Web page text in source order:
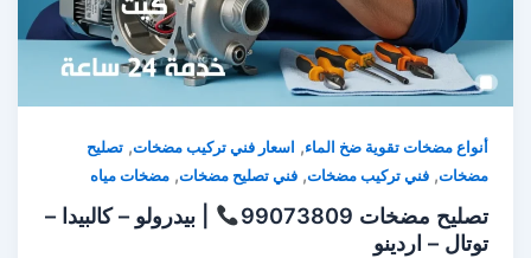
أنواع مضخات تقوية ضخ الماء, اسعار فني تركيب مضخات,تصليح
مضخات,فني تركيب مضخات,فني تصليح مضخات,مضخات مياه
تصليح مضخات 99073809
| بيدرولو – كالبيدا –
توتال – اردينو